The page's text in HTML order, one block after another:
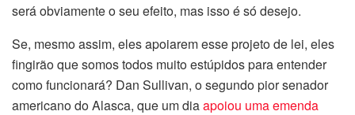
será obviamente o seu efeito, mas isso é só desejo.
Se, mesmo assim, eles apoiarem esse projeto de lei, eles
fingirão que somos todos muito estúpidos para entender
como funcionará? Dan Sullivan, o segundo pior senador
americano do Alasca, que um diaapoiou uma emenda